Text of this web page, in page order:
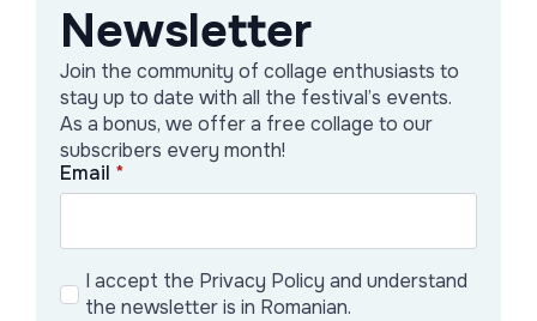
Newsletter
Join the community of collage enthusiasts to
stay up to date with all the festival’s events.
As a bonus, we offer a free collage to our
subscribers every month!
Email *
I accept the Privacy Policy and understand
the newsletter is in Romanian.